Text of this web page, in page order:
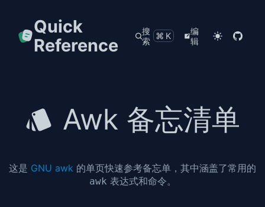
Quick
Reference
搜
索
⌘K
编
辑
Awk 备忘清单
这是 GNU awk 的单页快速参考备忘单，其中涵盖了常用的
awk 表达式和命令。